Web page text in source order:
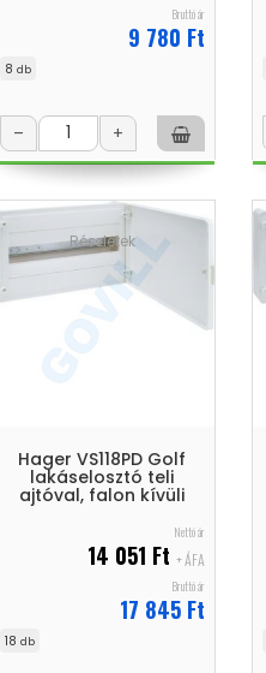
Bruttó ár
9 780 Ft
8 db
– +
Részletek
Hager VS118PD Golf
lakáselosztó teli
ajtóval, falon kívüli
Nettó ár
14 051 Ft + ÁFA
Bruttó ár
17 845 Ft
18 db